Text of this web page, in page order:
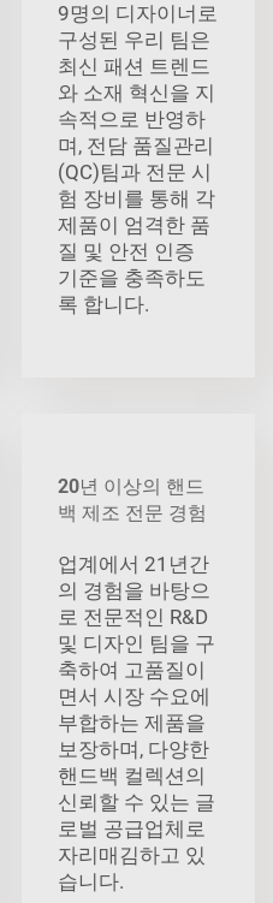
9명의 디자이너로
구성된 우리 팀은
최신 패션 트렌드
와 소재 혁신을 지
속적으로 반영하
며, 전담 품질관리
(QC)팀과 전문 시
험 장비를 통해 각
제품이 엄격한 품
질 및 안전 인증
기준을 충족하도
록 합니다.
20년 이상의 핸드
백 제조 전문 경험
업계에서 21년간
의 경험을 바탕으
로 전문적인 R&D
및 디자인 팀을 구
축하여 고품질이
면서 시장 수요에
부합하는 제품을
보장하며, 다양한
핸드백 컬렉션의
신뢰할 수 있는 글
로벌 공급업체로
자리매김하고 있
습니다.